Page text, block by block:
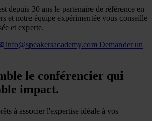
depuis 30 ans le partenaire de référence en
et notre équipe expérimentée vous conseille
et experte.
info@speakersacademy.com Demander un
le conférencier qui
impact.
à associer l'expertise idéale à vos